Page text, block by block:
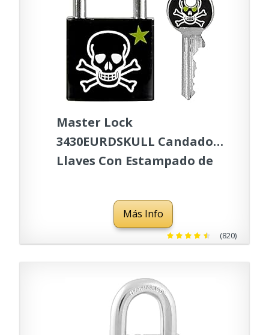
Master Lock
3430EURDSKULL Candado a
Llaves Con Estampado de
Más Info
(820)